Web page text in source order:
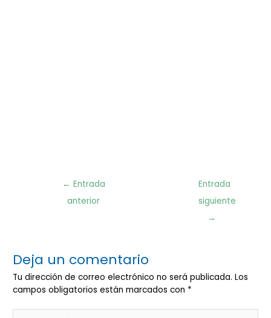
Navegación
entradas
← Entrada
anterior
Entrada
siguiente
→
Deja un comentario
Tu dirección de correo electrónico no será publicada. Los
campos obligatorios están marcados con *